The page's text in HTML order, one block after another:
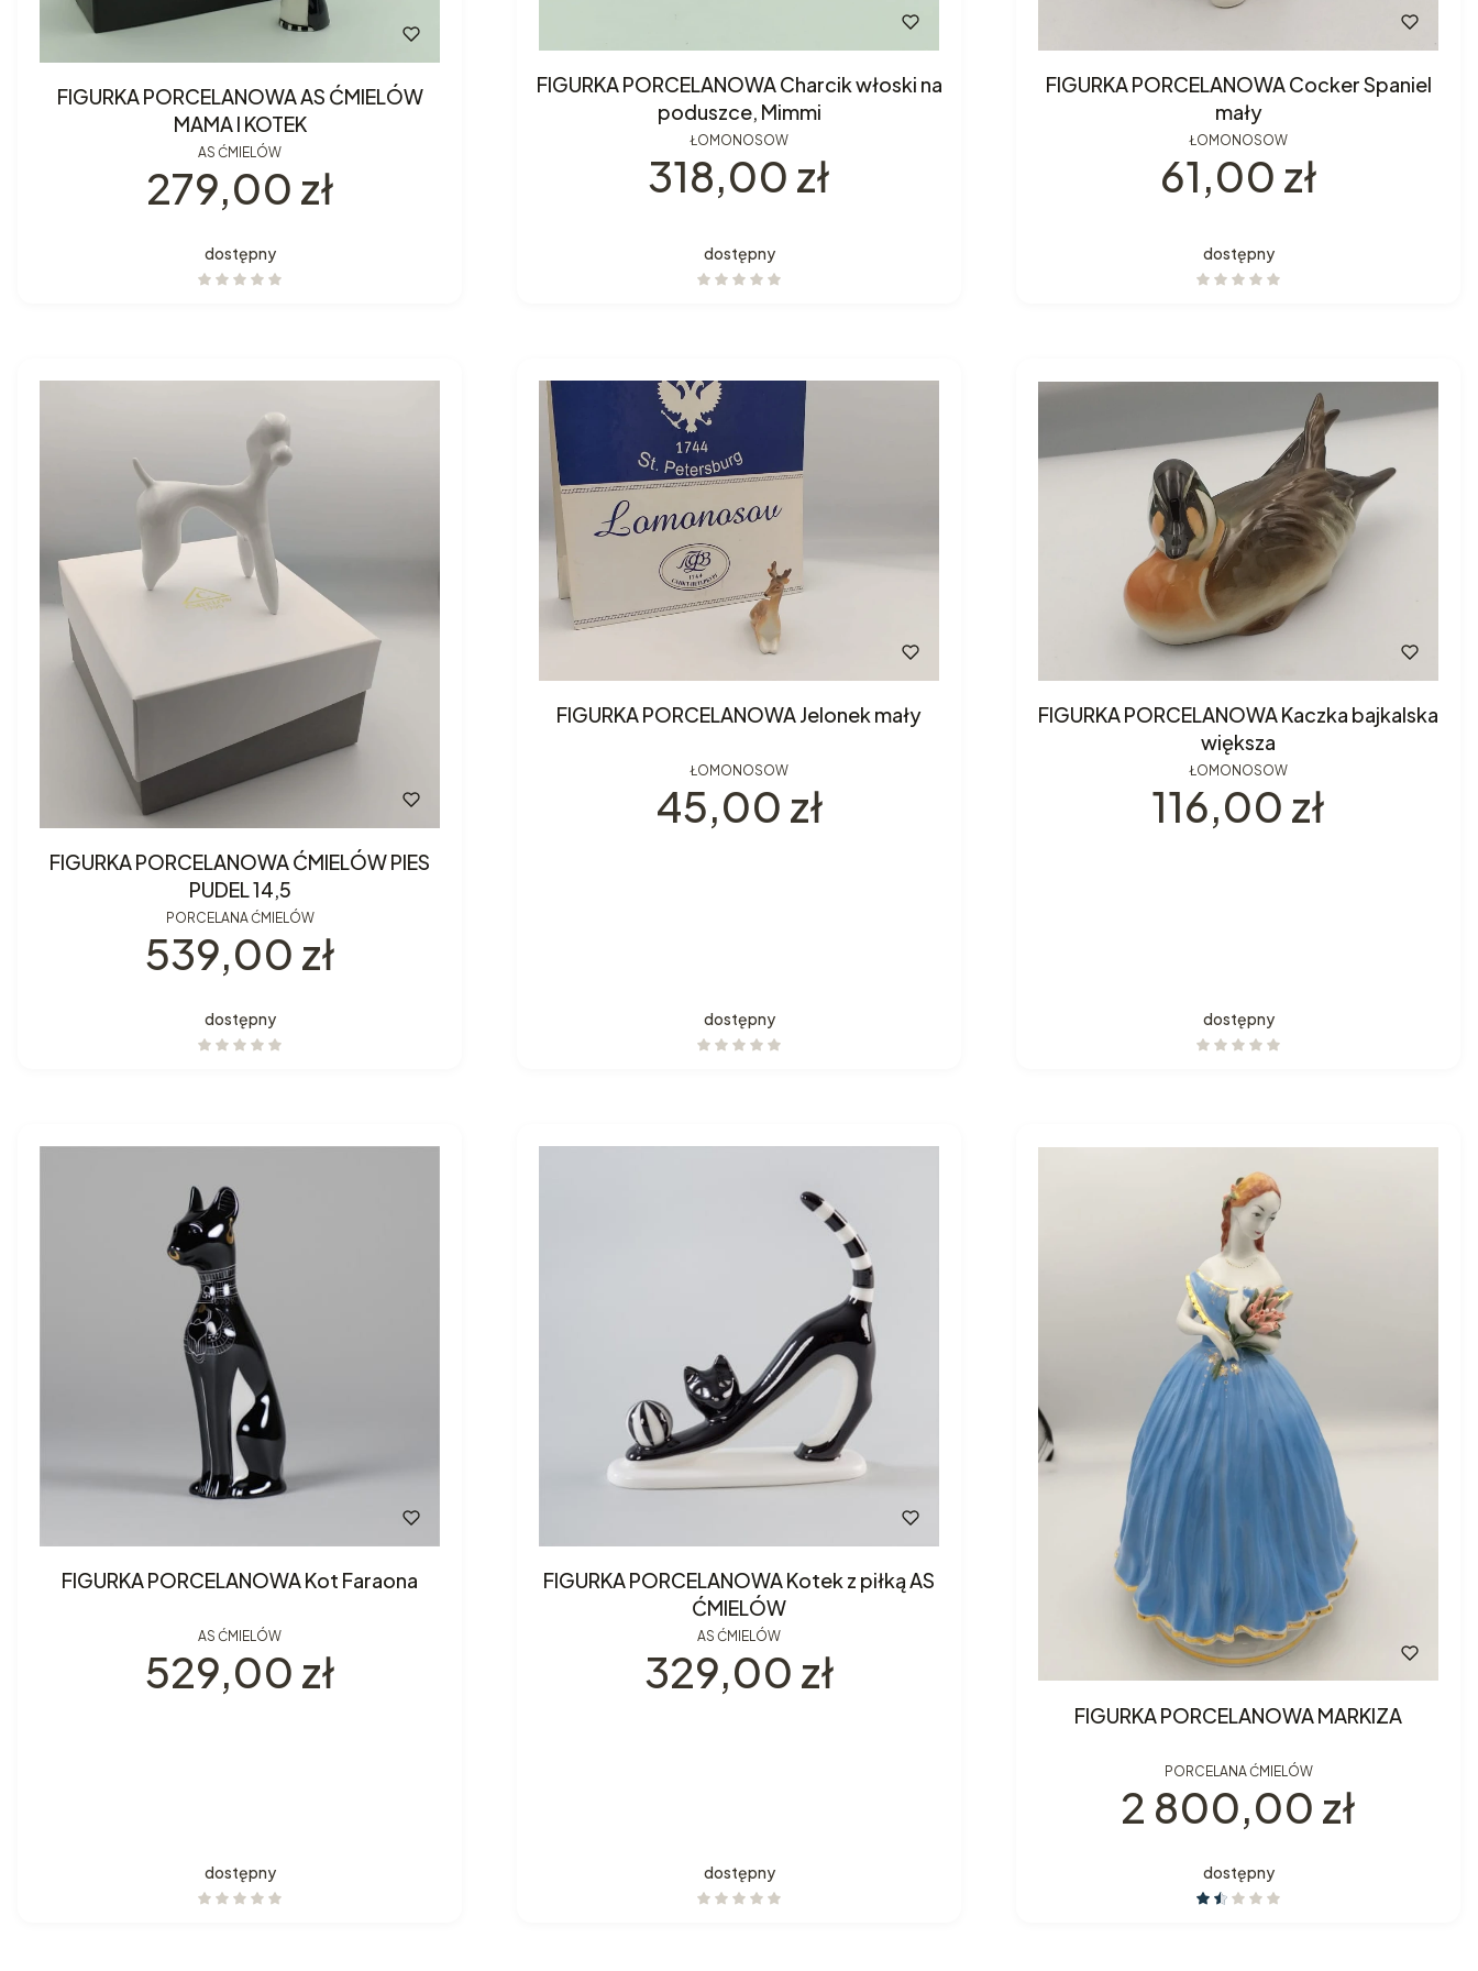
FIGURKA PORCELANOWA AS ĆMIELÓW
MAMA I KOTEK
AS ĆMIELÓW
Cena
279,00 zł
dostępny
FIGURKA PORCELANOWA Charcik włoski na
poduszce, Mimmi
ŁOMONOSOW
Cena
318,00 zł
dostępny
FIGURKA PORCELANOWA Cocker Spaniel
mały
ŁOMONOSOW
Cena
61,00 zł
dostępny
FIGURKA PORCELANOWA ĆMIELÓW PIES
PUDEL 14,5
PORCELANA ĆMIELÓW
Cena
539,00 zł
dostępny
FIGURKA PORCELANOWA Jelonek mały
ŁOMONOSOW
Cena
45,00 zł
dostępny
FIGURKA PORCELANOWA Kaczka bajkalska
większa
ŁOMONOSOW
Cena
116,00 zł
dostępny
FIGURKA PORCELANOWA Kot Faraona
AS ĆMIELÓW
Cena
529,00 zł
dostępny
FIGURKA PORCELANOWA Kotek z piłką AS
ĆMIELÓW
AS ĆMIELÓW
Cena
329,00 zł
dostępny
FIGURKA PORCELANOWA MARKIZA
PORCELANA ĆMIELÓW
Cena
2 800,00 zł
dostępny